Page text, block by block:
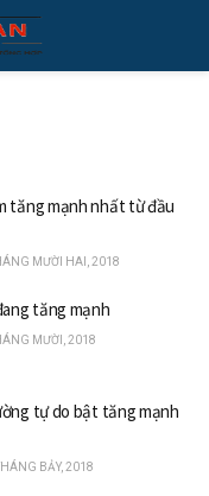
tăng mạnh nhất từ đầu
MƯỜI HAI, 2018
tăng mạnh
MƯỜI, 2018
tự do bật tăng mạnh
BẢY, 2018